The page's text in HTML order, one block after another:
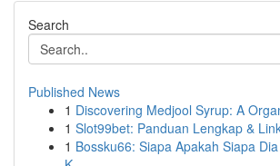
Search
Published News
1 Discovering Medjool Syrup: A
1 Slot99bet: Panduan Lengkap &
1 Bossku66: Siapa Apakah Siapa